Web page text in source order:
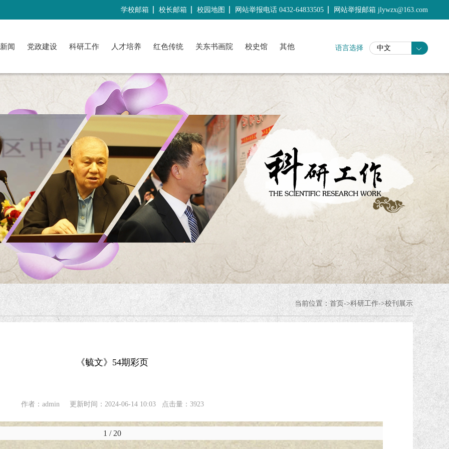
学校邮箱 校长邮箱 校园地图 网站举报电话 0432-64833505 网站举报邮箱 jlywzx@163.com
闻 党政建设 科研工作 人才培养 红色传统 关东书画院 校史馆 其他 语言选择 中文
当前位置：首页->科研工作->校刊展示
《毓文》54期彩页
作者：admin 更新时间：2024-06-14 10:03 点击量：3923
1 / 20